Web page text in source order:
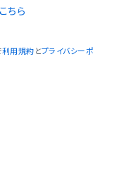
こちら
利用規約 とプライバシーポ